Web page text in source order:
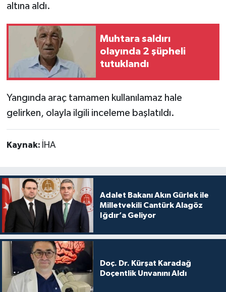
altına aldı.
Muhtara saldırı
olayında 2 şüpheli
tutuklandı
Yangında araç tamamen kullanılamaz hale
gelirken, olayla ilgili inceleme başlatıldı.
Kaynak: İHA
Adalet Bakanı Akın Gürlek ile
Milletvekili Cantürk Alagöz
Iğdır’a Geliyor
Doç. Dr. Kürşat Karadağ
Doçentlik Unvanını Aldı